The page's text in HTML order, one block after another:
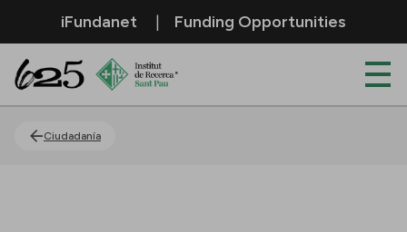
Saltar al contenido principal
iFundanet Funding Opportunities
Ciudadanía